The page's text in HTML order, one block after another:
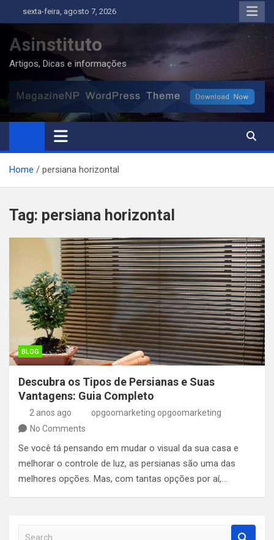
to
content
sexta-feira, agosto 7, 2026
Asinstituto
Artigos, Dicas e informações
Home persiana horizontal
Tag: persiana horizontal
BLOG
Descubra os Tipos de Persianas e Suas
Vantagens: Guia Completo
2 anos ago
opgoomarketing opgoomarketing
No Comments
Se você tá pensando em mudar o visual da sua casa e
melhorar o controle de luz, as persianas são uma das
melhores opções. Mas, com tantas opções por aí,…